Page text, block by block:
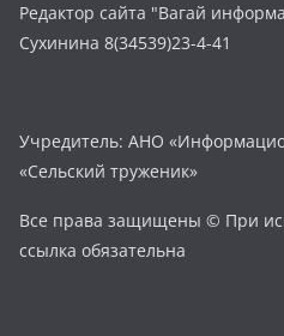
Редактор сайта "Вагай
Сухинина 8(34539)23-4-41
Учредитель: АНО
«Сельский труженик»
Все права защищены © При
ссылка обязательна